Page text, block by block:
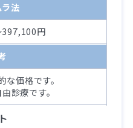
法
円
価格です。
診療です。